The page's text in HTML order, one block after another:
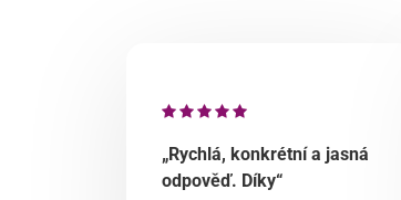
„Rychlá, konkrétní a jasná
odpověď. Díky“